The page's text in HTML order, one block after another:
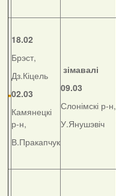
18.02
Брэст,
Дз.Кіцель
02.03
Камянецкі
р-н,
В.Пракапчук
зімавалі
09.03
Слонімскі р-н,
У.Янушэвіч